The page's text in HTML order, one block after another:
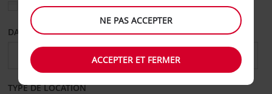
Sélectionnez une autre agence de retour
DATE DE DÉPART DATE DE RETOUR
TYPE DE LOCATION
NE PAS ACCEPTER
ACCEPTER ET FERMER